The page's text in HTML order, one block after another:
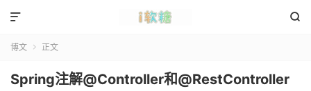


博文  正文
Spring注解@Controller和@RestController